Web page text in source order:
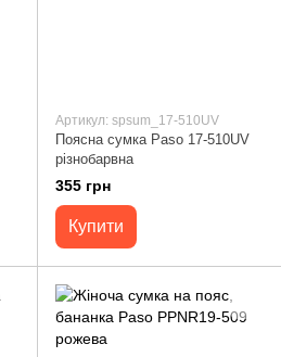
Артикул: spsum_17-510UV
Поясна сумка Paso 17-510UV
різнобарвна
355 грн
Купити